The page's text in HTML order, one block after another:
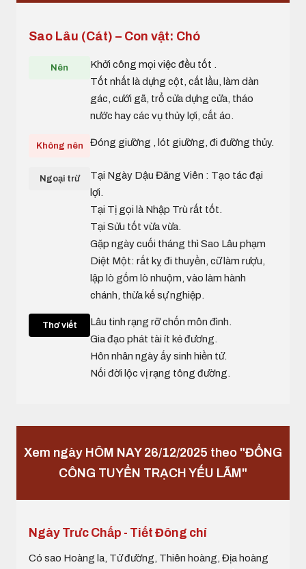
Sao Lâu (Cát) – Con vật: Chó
Nên
Khởi công mọi việc đều tốt .
Tốt nhất là dựng cột, cất lầu, làm dàn
gác, cưới gã, trổ cửa dựng cửa, tháo
nước hay các vụ thủy lợi, cắt áo.
Không nên Đóng giường , lót giường, đi đường thủy.
Ngoại trừ
Tại Ngày Dậu Đăng Viên : Tạo tác đại
lợi.
Tại Tị gọi là Nhập Trù rất tốt.
Tại Sửu tốt vừa vừa.
Gặp ngày cuối tháng thì Sao Lâu phạm
Diệt Một: rất kỵ đi thuyền, cữ làm rượu,
lập lò gốm lò nhuộm, vào làm hành
chánh, thừa kế sự nghiệp.
Thơ viết
Lâu tinh rạng rỡ chốn môn đình.
Gia đạo phát tài ít kẻ đương.
Hôn nhân ngày ấy sinh hiền tử.
Nối đời lộc vị rạng tông đường.
Xem ngày HÔM NAY 26/12/2025 theo "ĐỔNG
CÔNG TUYỂN TRẠCH YẾU LÃM"
Ngày Trưc Chấp - Tiết Đông chí
Có sao Hoàng la, Tử đường, Thiên hoàng, Địa hoàng